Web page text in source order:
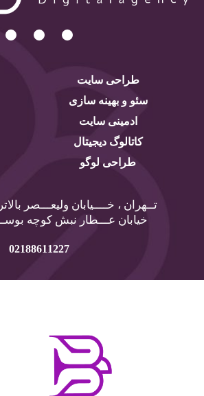
طراحی سایت
سئو و بهینه سازی
ادمینی سایت
کاتالوگ دیجیتال
طراحی لوگو
تــهران ، خــــیابان ولیعـــصر
خیابان عـــطار نبش کوچه
02188611227